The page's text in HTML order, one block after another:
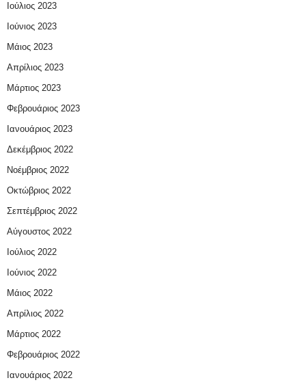
Ιούλιος 2023
Ιούνιος 2023
Μάιος 2023
Απρίλιος 2023
Μάρτιος 2023
Φεβρουάριος 2023
Ιανουάριος 2023
Δεκέμβριος 2022
Νοέμβριος 2022
Οκτώβριος 2022
Σεπτέμβριος 2022
Αύγουστος 2022
Ιούλιος 2022
Ιούνιος 2022
Μάιος 2022
Απρίλιος 2022
Μάρτιος 2022
Φεβρουάριος 2022
Ιανουάριος 2022